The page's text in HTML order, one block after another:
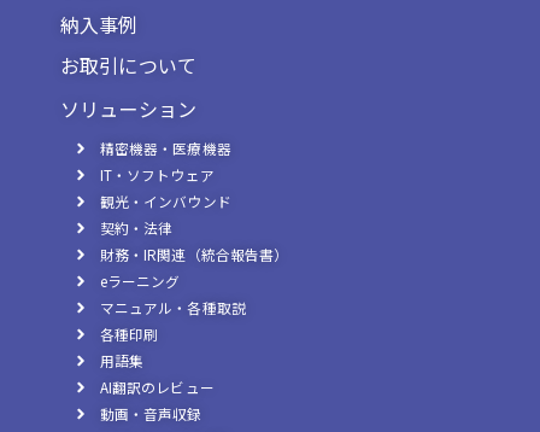
納入事例
お取引について
ソリューション
精密機器・医療機器
IT・ソフトウェア
観光・インバウンド
契約・法律
財務・IR関連（統合報告書）
eラーニング
マニュアル・各種取説
各種印刷
用語集
AI翻訳のレビュー
動画・音声収録